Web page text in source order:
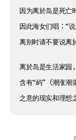
因为离於岛是死亡
因此海女们唱：“
离别时请不要说离
离於岛是生活家园
含有“屿”（潮涨潮
之意的现实和理想